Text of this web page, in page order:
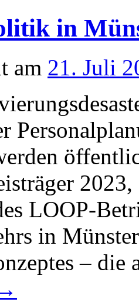
in
am 21. Juli
LOOP-
in
–